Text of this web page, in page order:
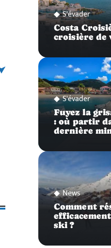
S'évader
Costa
croisière de
S'évader
Fuyez la
: où partir
dernière
News
Comment
ski ?